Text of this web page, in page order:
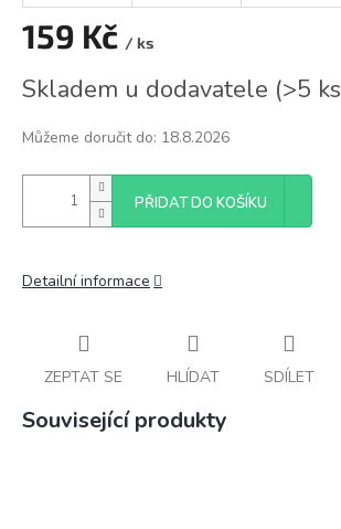
159 Kč / ks
cena:
Skladem u dodavatele (>5 ks
Můžeme doručit do: 18.8.2026
PŘIDAT DO KOŠÍKU
Detailní informace
ZEPTAT SE HLÍDAT SDÍLET
Související produkty